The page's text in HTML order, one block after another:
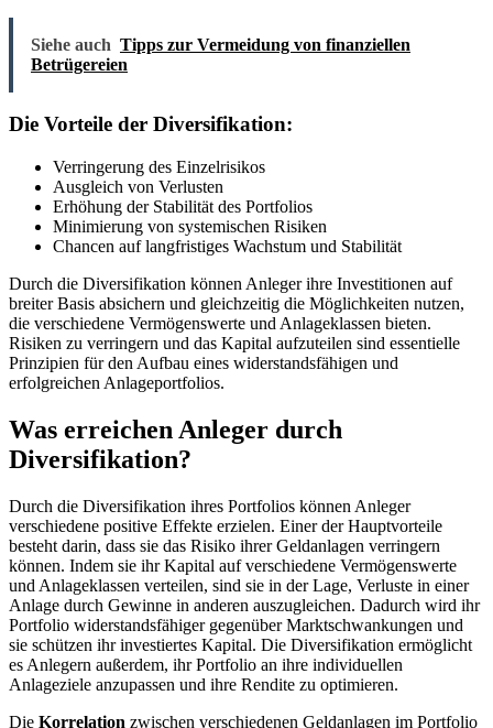
Siehe auch Tipps zur Vermeidung von finanziellen
Betrügereien
Die Vorteile der Diversifikation:
Verringerung des Einzelrisikos
Ausgleich von Verlusten
Erhöhung der Stabilität des Portfolios
Minimierung von systemischen Risiken
Chancen auf langfristiges Wachstum und Stabilität
Durch die Diversifikation können Anleger ihre Investitionen auf
breiter Basis absichern und gleichzeitig die Möglichkeiten nutzen,
die verschiedene Vermögenswerte und Anlageklassen bieten.
Risiken zu verringern und das Kapital aufzuteilen sind essentielle
Prinzipien für den Aufbau eines widerstandsfähigen und
erfolgreichen Anlageportfolios.
Was erreichen Anleger durch
Diversifikation?
Durch die Diversifikation ihres Portfolios können Anleger
verschiedene positive Effekte erzielen. Einer der Hauptvorteile
besteht darin, dass sie das Risiko ihrer Geldanlagen verringern
können. Indem sie ihr Kapital auf verschiedene Vermögenswerte
und Anlageklassen verteilen, sind sie in der Lage, Verluste in einer
Anlage durch Gewinne in anderen auszugleichen. Dadurch wird ihr
Portfolio widerstandsfähiger gegenüber Marktschwankungen und
sie schützen ihr investiertes Kapital. Die Diversifikation ermöglicht
es Anlegern außerdem, ihr Portfolio an ihre individuellen
Anlageziele anzupassen und ihre Rendite zu optimieren.
Die Korrelation zwischen verschiedenen Geldanlagen im Portfolio